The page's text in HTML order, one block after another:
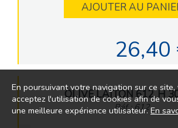
AJOUTER AU
26,40
OLIVE LAITON 612, H
Réf : 612
En poursuivant votre navigation sur ce site,
acceptez l'utilisation de cookies afin de
une meilleure expérience utilisateur.En